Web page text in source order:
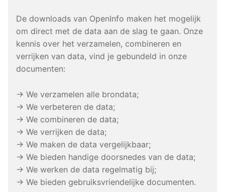
De downloads van OpenInfo maken het mogelijk
om direct met de data aan de slag te gaan. Onze
kennis over het verzamelen, combineren en
verrijken van data, vind je gebundeld in onze
documenten:
→ We verzamelen alle brondata;
→ We verbeteren de data;
→ We combineren de data;
→ We verrijken de data;
→ We maken de data vergelijkbaar;
→ We bieden handige doorsnedes van de data;
→ We werken de data regelmatig bij;
→ We bieden gebruiksvriendelijke documenten.